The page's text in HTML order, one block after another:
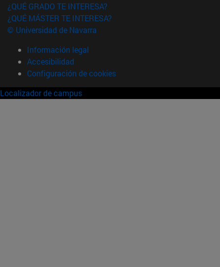
¿QUÉ GRADO TE INTERESA?
¿QUÉ MÁSTER TE INTERESA?
© Universidad de Navarra
Información legal
Accesibilidad
Configuración de cookies
Localizador de campus